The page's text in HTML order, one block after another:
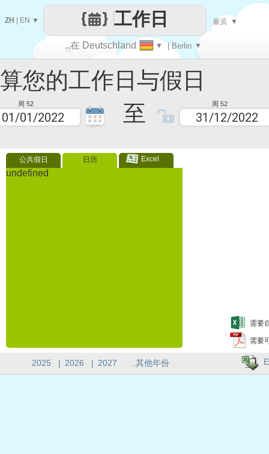
工作日与假日
周 52 至 周 52
公共假日 日历 Excel
undefined
需要
需要
让
每一天
..在 Deutschland ▼ | Berlin ▼
工作日
ZH EN ▼ 雇员 ▼
2025 | 2026 | 2027 ..其他年份